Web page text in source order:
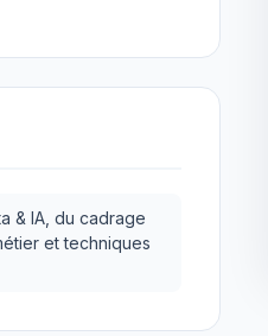
& IA, du cadrage
et techniques